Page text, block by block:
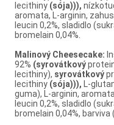
lecithiny (sója))),
aromata, L-arginin,
leucin 0,2%, sladidlo
bromelain 0,04%.
Malinový Cheesecake:
92% (syrovátkový
lecithiny), syrovátkový
lecithiny (sója))), L-
guma), L-arginin,
leucin 0,2%, sladidlo
bromelain 0,04%, barviva